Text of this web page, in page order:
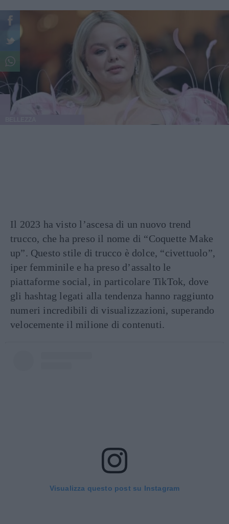
Il 2023 ha visto l’ascesa di un nuovo trend
trucco, che ha preso il nome di “Coquette Make
up”. Questo stile di trucco è dolce, “civettuolo”,
iper femminile e ha preso d’assalto le
piattaforme social, in particolare TikTok, dove
gli hashtag legati alla tendenza hanno raggiunto
numeri incredibili di visualizzazioni, superando
velocemente il milione di contenuti.
Visualizza questo post su Instagram